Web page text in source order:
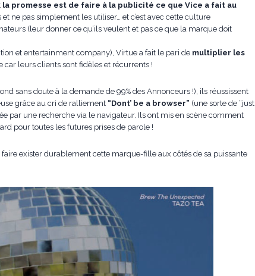
la promesse est de faire à la publicité ce que Vice a fait au
ne pas simplement les utiliser… et c’est avec cette culture
(leur donner ce qu’ils veulent et pas ce que la marque doit
et entertainment company), Virtue a fait le pari de multiplier les
car leurs clients sont fidèles et récurrents !
sans doute à la demande de 99% des Annonceurs !), ils réussissent
grâce au cri de ralliement “Dont’ be a browser” (une sorte de “just
par une recherche via le navigateur. Ils ont mis en scène comment
pour toutes les futures prises de parole !
exister durablement cette marque-fille aux côtés de sa puissante